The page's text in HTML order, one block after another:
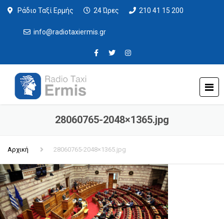
Ράδιο Ταξί Ερμής 24 Ώρες 210 41 15 200
info@radiotaxiermis.gr
28060765-2048×1365.jpg
Αρχική 28060765-2048×1365.jpg